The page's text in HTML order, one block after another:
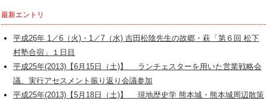
最新エントリ
平成26年 1／6（火)・1／7（水) 吉田松陰先生の故郷・萩「第６回 松下
村塾合宿」１日目
平成25年(2013)【6月15日（土)】 ランチェスターを用いた営業戦略会
議、実行アセスメント振り返り会議参加
平成25年(2013)【5月18日（土)】 現地歴史学 熊本城・熊本城周辺散策